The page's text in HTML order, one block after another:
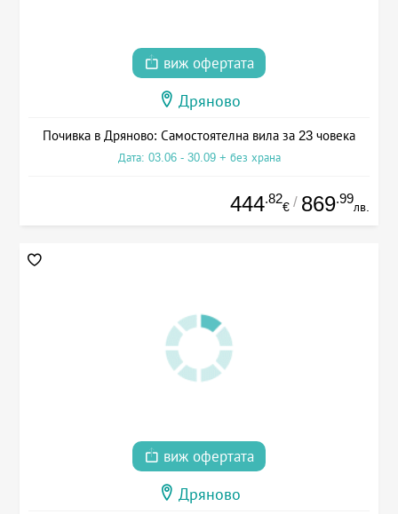
виж офертата
Дряново
Почивка в Дряново: Самостоятелна вила за 23 човека
Дата: 03.06 - 30.09 + без храна
444.82
€ / 869.99
лв.
виж офертата
Дряново